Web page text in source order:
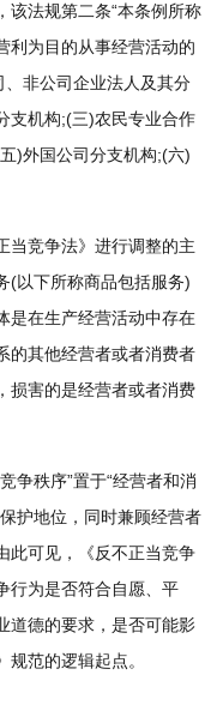
该法规第二条“本条例所称
利为目的从事经营活动的
非公司企业法人及其分
支机构;(三)农民专业合作
)外国公司分支机构;(六)
竞争法》进行调整的主
(以下所称商品包括服务)
是在生产经营活动中存在
的其他经营者或者消费者
损害的是经营者或者消费
秩序”置于“经营者和消
护地位，同时兼顾经营者
此可见，《反不正当竞争
行为是否符合自愿、平
道德的要求，是否可能影
范的逻辑起点。